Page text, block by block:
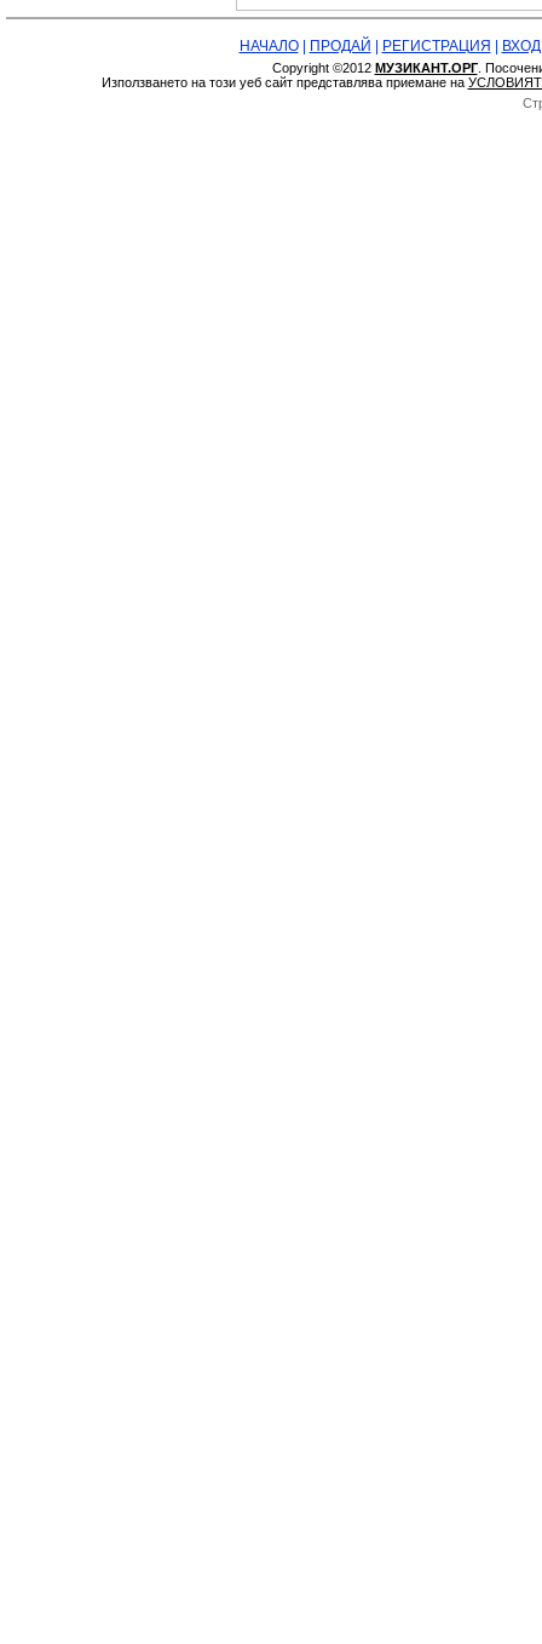
НАЧАЛО| ПРОДАЙ РЕГИСТРАЦИЯ ВХОД
Copyright ©2012 МУЗИКАНТ.ОРГ.
Използването на този уеб сайт представлява приемане на